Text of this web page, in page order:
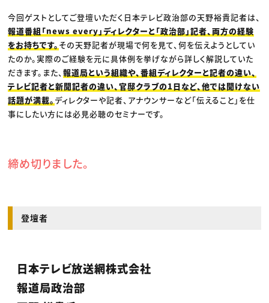
今回ゲストとしてご登壇いただく日本テレビ政治部の天野裕貴記者は、
報道番組「news every」ディレクターと「政治部」記者、両方の経験
をお持ちです。 その天野記者が現場で何を見て、何を伝えようとしてい
たのか。実際のご経験を元に具体例を挙げながら詳しく解説していた
だきます。また、報道局という組織や、番組ディレクターと記者の違い、
テレビ記者と新聞記者の違い、官邸クラブの1日など、他では聞けない
話題が満載。 ディレクターや記者、アナウンサーなど「伝えること」を仕
事にしたい方には必見必聴のセミナーです。
締め切りました。
登壇者
日本テレビ放送網株式会社
報道局政治部